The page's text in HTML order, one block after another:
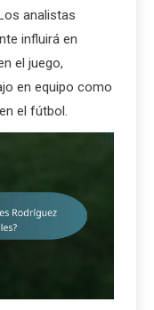
analistas
influirá en
el juego,
en equipo como
el fútbol.